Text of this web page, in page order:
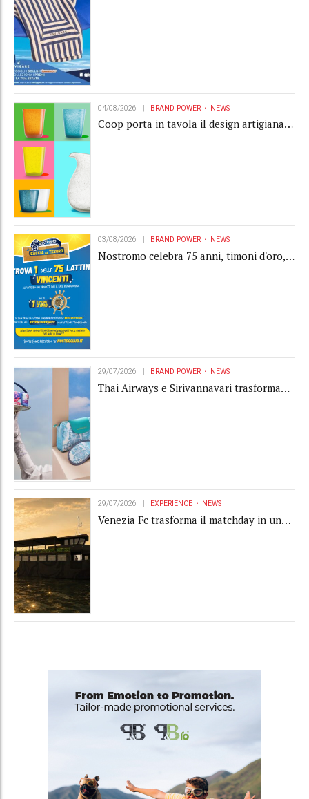
04/08/2026 BRAND POWER NEWS
Coop porta in tavola il design artigianale
03/08/2026 BRAND POWER NEWS
Nostromo celebra 75 anni, timoni d'oro,
29/07/2026 BRAND POWER NEWS
Thai Airways e Sirivannavari trasformano
29/07/2026 EXPERIENCE NEWS
Venezia Fc trasforma il matchday in una